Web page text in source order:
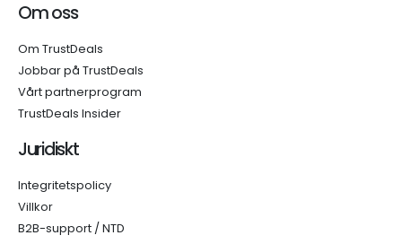
Om oss
Om TrustDeals
Jobbar på TrustDeals
Vårt partnerprogram
TrustDeals Insider
Juridiskt
Integritetspolicy
Villkor
B2B-support / NTD